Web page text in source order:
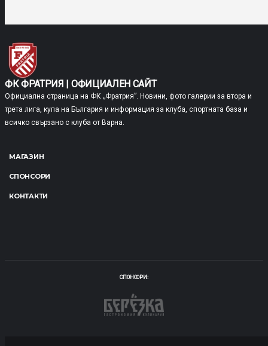
ФК ФРАТРИЯ | ОФИЦИАЛЕН САЙТ
Официална страница на ФК „Фратрия”. Новини, фото галерии за втора и
трета лига, купа на България и информация за клуба, спортната база и
всичко свързано с клуба от Варна.
МАГАЗИН
СПОНСОРИ
КОНТАКТИ
СПОНСОРИ: